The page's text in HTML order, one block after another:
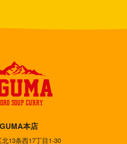
本店
13条西17丁目1-30